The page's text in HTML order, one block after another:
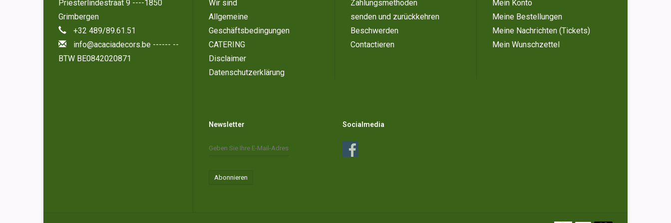
Priesterlindestraat 9 ----1850
Grimbergen
+32 489/89.61.51
info@acaciadecors.be ------ --
BTW BE0842020871
Wir sind
Allgemeine
Geschäftsbedingungen
CATERING
Disclaimer
Datenschutzerklärung
Zahlungsmethoden
senden und zurückkehren
Beschwerden
Contactieren
Mein Konto
Meine Bestellungen
Meine Nachrichten (Tickets)
Mein Wunschzettel
Newsletter
Abonnieren
Socialmedia